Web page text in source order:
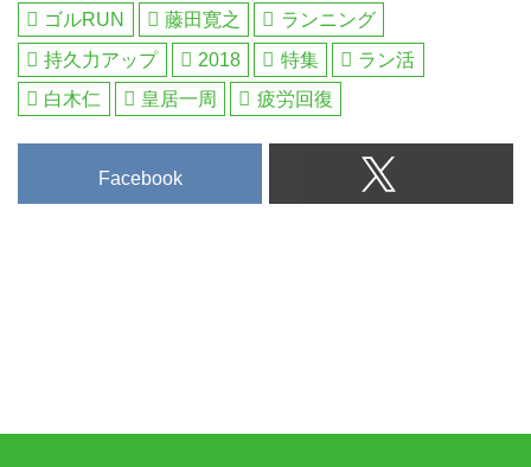
ゴルRUN 藤田寛之
ランニング
持久力アップ
2018 特集
ラン活
白木仁
皇居一周 疲労回復
Facebook